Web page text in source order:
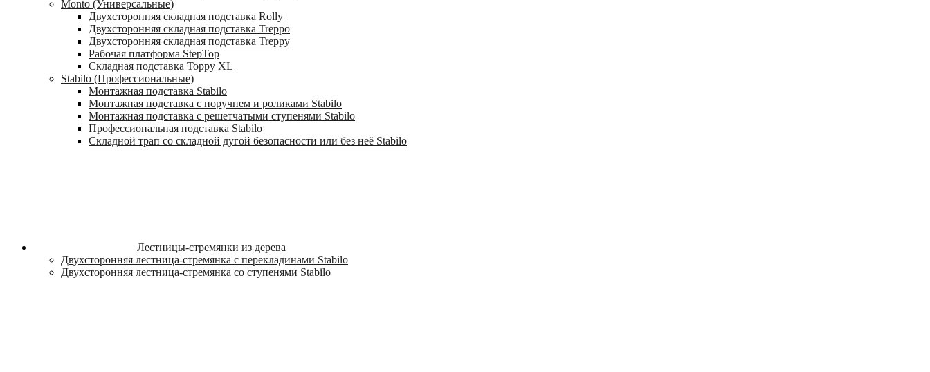
Monto (Универсальные)
Двухсторонняя складная подставка Rolly
Двухсторонняя складная подставка Treppo
Двухсторонняя складная подставка Treppy
Рабочая платформа StepTop
Складная подставка Toppy XL
Stabilo (Профессиональные)
Монтажная подставка Stabilo
Монтажная подставка с поручнем и роликами Stabilo
Монтажная подставка с решетчатыми ступенями Stabilo
Профессиональная подставка Stabilo
Складной трап со складной дугой безопасности или без неё Stabilo
Лестницы-стремянки из дерева
Двухсторонняя лестница-стремянка с перекладинами Stabilo
Двухсторонняя лестница-стремянка со ступенями Stabilo